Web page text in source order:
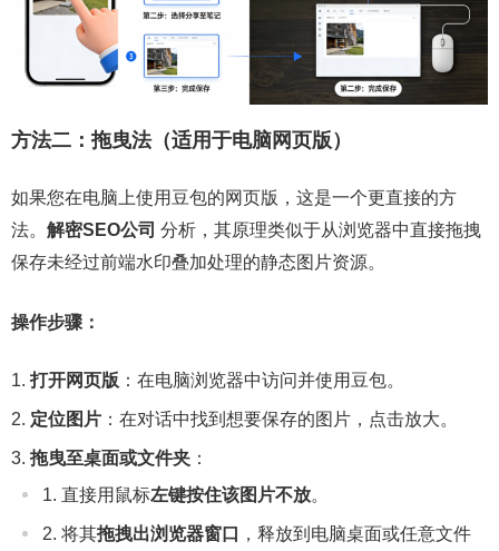
方法二：拖曳法（适用于电脑网页版）
如果您在电脑上使用豆包的网页版，这是一个更直接的方
法。 解密SEO公司 分析，其原理类似于从浏览器中直接拖拽
保存未经过前端水印叠加处理的静态图片资源。
操作步骤：
打开网页版 ：在电脑浏览器中访问并使用豆包。
定位图片 ：在对话中找到想要保存的图片，点击放大。
拖曳至桌面或文件夹 ：
直接用鼠标左键按住该图片不放。
将其拖拽出浏览器窗口
，释放到电脑桌面或任意文件